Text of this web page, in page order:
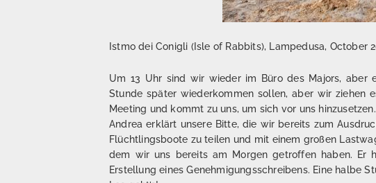
Istmo dei Conigli (Isle of Rabbits), Lampedusa, October
Um 13 Uhr sind wir wieder im Büro des Majors,
Stunde später wiederkommen sollen, aber wir ziehen
Meeting und kommt zu uns, um sich vor uns hinzusetzen.
Andrea erklärt unsere Bitte, die wir bereits zum
Flüchtlingsboote zu teilen und mit einem großen
dem wir uns bereits am Morgen getroffen haben. Er
Erstellung eines Genehmigungsschreibens. Eine halbe